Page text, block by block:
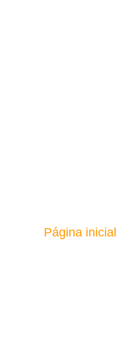
Página inicial